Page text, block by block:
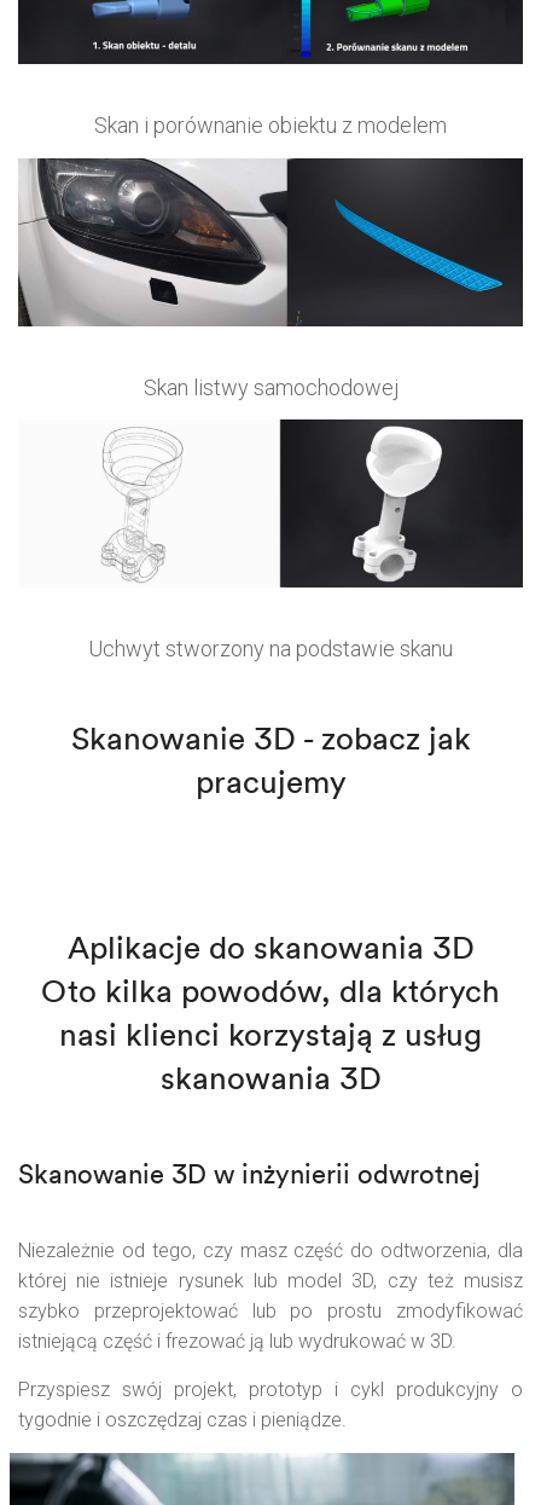
Skan i porównanie obiektu z modelem
Skan listwy samochodowej
Uchwyt stworzony na podstawie skanu
Skanowanie 3D - zobacz jak
pracujemy
Aplikacje do skanowania 3D
Oto kilka powodów, dla których
nasi klienci korzystają z usług
skanowania 3D
Skanowanie 3D w inżynierii odwrotnej
Niezależnie od tego, czy masz część do odtworzenia, dla
której nie istnieje rysunek lub model 3D, czy też musisz
szybko przeprojektować lub po prostu zmodyfikować
istniejącą część i frezować ją lub wydrukować w 3D.
Przyspiesz swój projekt, prototyp i cykl produkcyjny o
tygodnie i oszczędzaj czas i pieniądze.